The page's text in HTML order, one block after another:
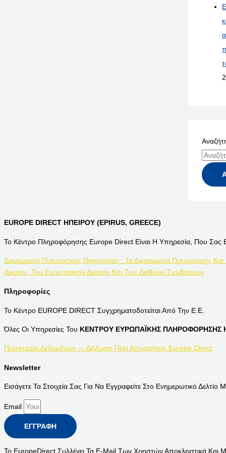
EUROPE DIRECT ΗΠΕΙΡΟΥ (EPIRUS, GREECE)
Το Κέντρο Πληροφόρησης Europe Direct Είναι Η Υπηρεσία, Που Σας
Δικαιώματα Πνευματικής Ιδιοκτησίας : Τα Δικαιώματα Πνευματικής
Δικαίου, Του Ευρωπαϊκού Δικαίου Και Των Διεθνών Συμβάσεων
Πληροφορίες
Το Κέντρο EUROPE DIRECT Συγχρηματοδοτείται Από Την Ε.Ε.
Όλες Οι Υπηρεσίες Του ΚΕΝΤΡΟΥ ΕΥΡΩΠΑΪΚΗΣ ΠΛΗΡΟΦΟΡΗΣΗΣ
Προστασία Δεδομένων — Δήλωση Περί Απορρήτου Europe Direct
Newsletter
Εισάγετε Τα Στοιχεία Σας Για Να Εγγραφείτε Στο Ενημερωτικό Δελτίο
Email
ΕΓΓΡΑΦΉ
Το EuropeDirect Συλλέγει Τα E-Mail Των Χρηστών Αποκλειστικά